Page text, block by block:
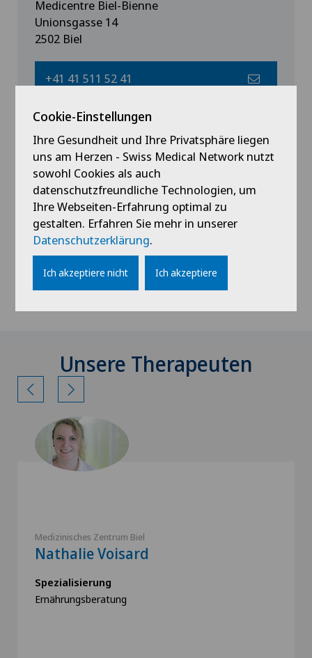
Medicentre Biel-Bienne
Unionsgasse 14
2502 Biel
+41 41 511 52 41
Terminvereinbarungen /
Terminverschiebungen per Telefon oder
Email.
Alle von unserem Team angebotenen
Leistungen werden bei Vorlage einer
ärztlichen Verschreibung von der
Grundversicherung nach KVG übernommen.
Unsere Therapeuten
Medizinisches Zentrum Biel
Nathalie Voisard
Spezialisierung
Ernährungsberatung
Cookie-Einstellungen
Ihre Gesundheit und Ihre Privatsphäre liegen
uns am Herzen - Swiss Medical Network nutzt
sowohl Cookies als auch
datenschutzfreundliche Technologien, um
Ihre Webseiten-Erfahrung optimal zu
gestalten. Erfahren Sie mehr in unserer
Datenschutzerklärung.
Ich akzeptiere nicht Ich akzeptiere